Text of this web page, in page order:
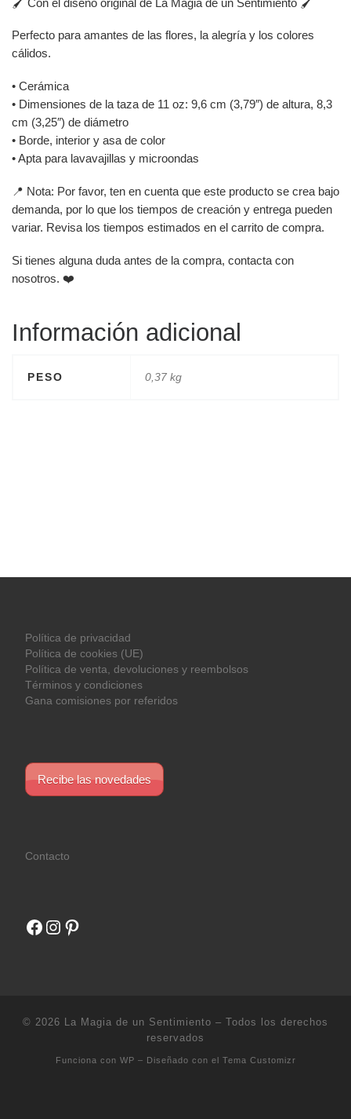
Perfecto para amantes de las flores, la alegría y los colores
cálidos.
• Cerámica
• Dimensiones de la taza de 11 oz: 9,6 cm (3,79″) de altura, 8,3
cm (3,25″) de diámetro
• Borde, interior y asa de color
• Apta para lavavajillas y microondas
📍 Nota: Por favor, ten en cuenta que este producto se crea bajo
demanda, por lo que los tiempos de creación y entrega pueden
variar. Revisa los tiempos estimados en el carrito de compra.
Si tienes alguna duda antes de la compra, contacta con
nosotros. ❤️
Información adicional
PESO 0,37 kg
Política de privacidad
Política de cookies (UE)
Política de venta, devoluciones y reembolsos
Términos y condiciones
Gana comisiones por referidos
Recibe las novedades
Contacto
Facebook
Instagram
Pinterest
© 2026 La Magia de un Sentimiento – Todos los derechos
reservados
Funciona con WP – Diseñado con el Tema Customizr